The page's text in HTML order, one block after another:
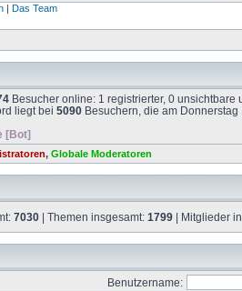
| Das Team
Besucher online: 1 registrierter, 0
liegt bei 5090 Besuchern, die am
[Bot]
, Globale Moderatoren
7030 | Themen insgesamt: 1799 | Mitglieder
Benutzername: